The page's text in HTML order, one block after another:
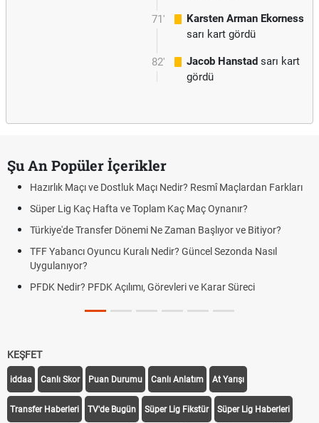
71'
Karsten Arman Ekorness
sarı kart gördü
82' Jacob Hanstad sarı kart
gördü
Şu An Popüler İçerikler
Hazırlık Maçı ve Dostluk Maçı Nedir? Resmî Maçlardan Farkları
Süper Lig Kaç Hafta ve Toplam Kaç Maç Oynanır?
Türkiye'de Transfer Dönemi Ne Zaman Başlıyor ve Bitiyor?
TFF Yabancı Oyuncu Kuralı Nedir? Güncel Sezonda Nasıl
Uygulanıyor?
PFDK Nedir? PFDK Açılımı, Görevleri ve Karar Süreci
KEŞFET
iddaa Canlı Skor Puan Durumu Canlı Anlatım At Yarışı
Transfer Haberleri TV'de Bugün Süper Lig Fikstür Süper Lig Haberleri